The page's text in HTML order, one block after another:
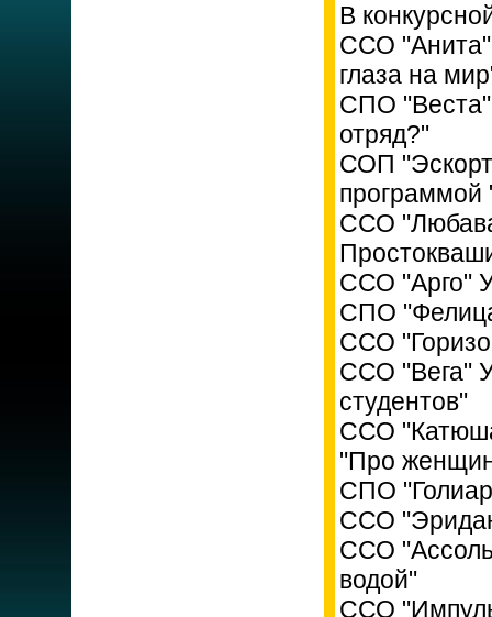
В
ССО
глаза на
СПО "Веста"
отряд?"
СОП
программой
ССО
ССО "Арго"
СПО
ССО
ССО "Вега"
студентов"
ССО
"Про
СПО
ССО
ССО
водой"
ССО